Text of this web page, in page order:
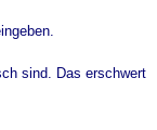
sind. Das erschwert